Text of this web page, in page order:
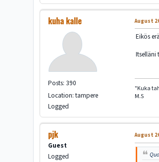
kuha kalle
Posts: 390
Location: tampere
Logged
August
Eikös
Itselläni
"Kuka
M.S
pjk
Guest
Logged
August